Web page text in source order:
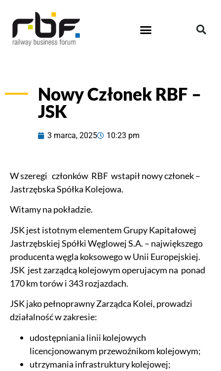
Nowy Członek RBF –
JSK
3 marca, 2025 10:23 pm
W szeregi członków RBF wstapił nowy członek –
Jastrzębska Spółka Kolejowa.
Witamy na pokładzie.
JSK jest istotnym elementem Grupy Kapitałowej
Jastrzębskiej Spółki Węglowej S.A. – największego
producenta węgla koksowego w Unii Europejskiej.
JSK jest zarządcą kolejowym operujacym na ponad
170 km torów i 343 rozjazdach.
JSK jako pełnoprawny Zarządca Kolei, prowadzi
działalność w zakresie:
udostępniania linii kolejowych
licencjonowanym przewoźnikom kolejowym;
utrzymania infrastruktury kolejowej;